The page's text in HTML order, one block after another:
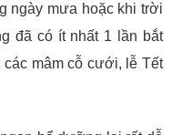
ngày mưa hoặc khi trời
đã có ít nhất 1 lần bắt
mâm cỗ cưới, lễ Tết